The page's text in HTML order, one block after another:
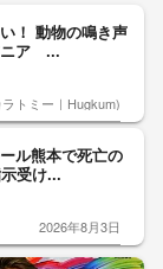
！ 動物の鳴き声
ニア ...
トミー｜Hugkum)
ル熊本で死亡の
受け...
2026年8月3日